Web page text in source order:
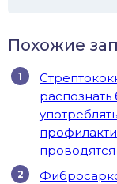
Похожие
проводятся